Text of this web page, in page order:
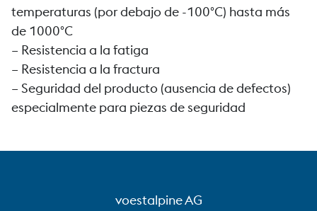
temperaturas (por debajo de -100°C) hasta más
de 1000°C
– Resistencia a la fatiga
– Resistencia a la fractura
– Seguridad del producto (ausencia de defectos)
especialmente para piezas de seguridad
voestalpine AG